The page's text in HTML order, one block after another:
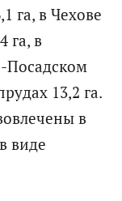
га, в Чехове
га, в
Посадском
13,2 га.
в
виде